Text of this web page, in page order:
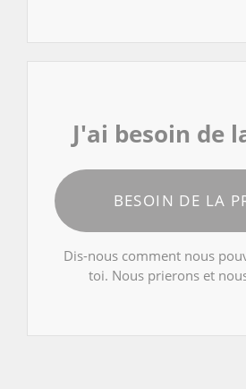
J'ai besoin de
BESOIN DE LA
Dis-nous comment nous
toi. Nous prierons et